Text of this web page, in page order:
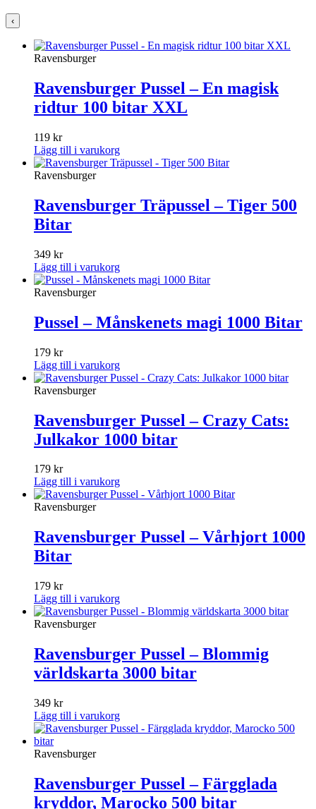
‹
Ravensburger
Ravensburger Pussel – En magisk
ridtur 100 bitar XXL
119 kr
Lägg till i varukorg
Ravensburger
Ravensburger Träpussel – Tiger 500
Bitar
349 kr
Lägg till i varukorg
Ravensburger
Pussel – Månskenets magi 1000 Bitar
179 kr
Lägg till i varukorg
Ravensburger
Ravensburger Pussel – Crazy Cats:
Julkakor 1000 bitar
179 kr
Lägg till i varukorg
Ravensburger
Ravensburger Pussel – Vårhjort 1000
Bitar
179 kr
Lägg till i varukorg
Ravensburger
Ravensburger Pussel – Blommig
världskarta 3000 bitar
349 kr
Lägg till i varukorg
Ravensburger
Ravensburger Pussel – Färgglada
kryddor, Marocko 500 bitar